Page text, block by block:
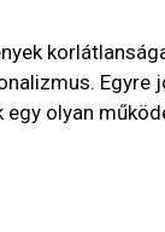
Egyre
olyan